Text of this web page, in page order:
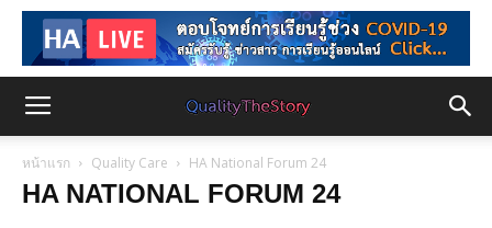
หน้าแรก Quality Care HA National Forum 24
HA NATIONAL FORUM 24